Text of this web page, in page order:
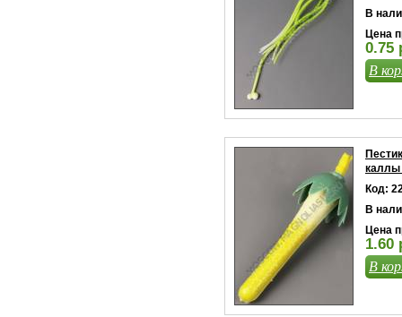
В
Цена
0.75
В
каллы
Код:
В
Цена
1.60
В